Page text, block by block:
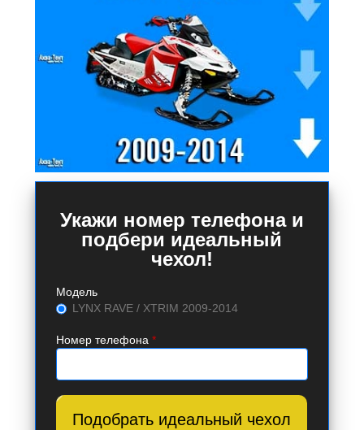
Укажи номер телефона и
подбери идеальный
чехол!
Модель
LYNX RAVE / XTRIM 2009-2014
Номер телефона *
Подобрать идеальный чехол